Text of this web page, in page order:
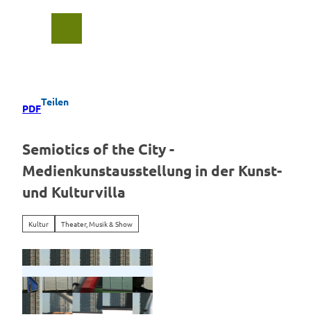
PDF
Teilen
Semiotics of the City -
Medienkunstausstellung in der Kunst-
und Kulturvilla
Kultur Theater, Musik & Show